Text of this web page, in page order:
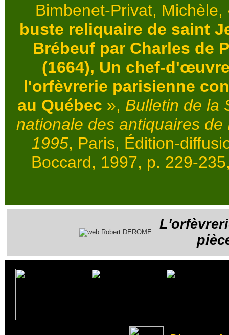
Bimbenet-Privat, Michèle,
buste reliquaire de saint
Brébeuf par Charles de
(1664), Un chef-
l'orfèvrerie parisienne
au Québec », Bulletin de la
nationale des antiquaires de
1995, Paris, Édition-
Boccard, 1997, p. 229-